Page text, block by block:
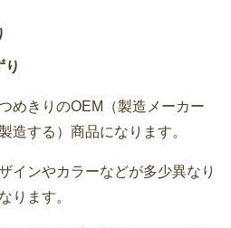
り
めきりのOEM（製造メーカー
造する）商品になります。
インやカラーなどが多少異なり
ります。